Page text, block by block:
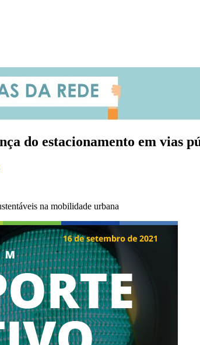
do estacionamento em vias
na mobilidade urbana